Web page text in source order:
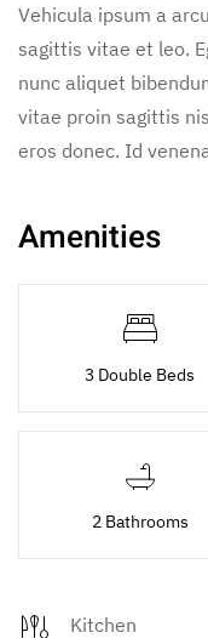
Vehicula ipsum a
sagittis vitae et leo.
nunc aliquet
vitae proin sagittis
eros donec. Id
Amenities
3 Double Beds
2 Bathrooms
Kitchen